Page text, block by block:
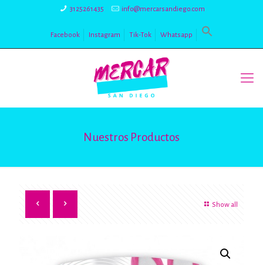
3125261435 info@mercarsandiego.com
Facebook Instagram Tik-Tok Whatsapp
Nuestros Productos
Show all